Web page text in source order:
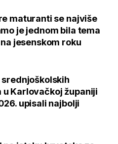
maturanti se najviše
je jednom bila tema
jesenskom roku
srednjoškolskih
u Karlovačkoj županiji
upisali najbolji